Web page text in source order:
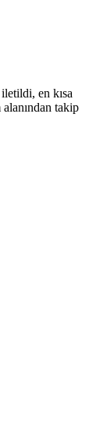
en kısa
alanından takip